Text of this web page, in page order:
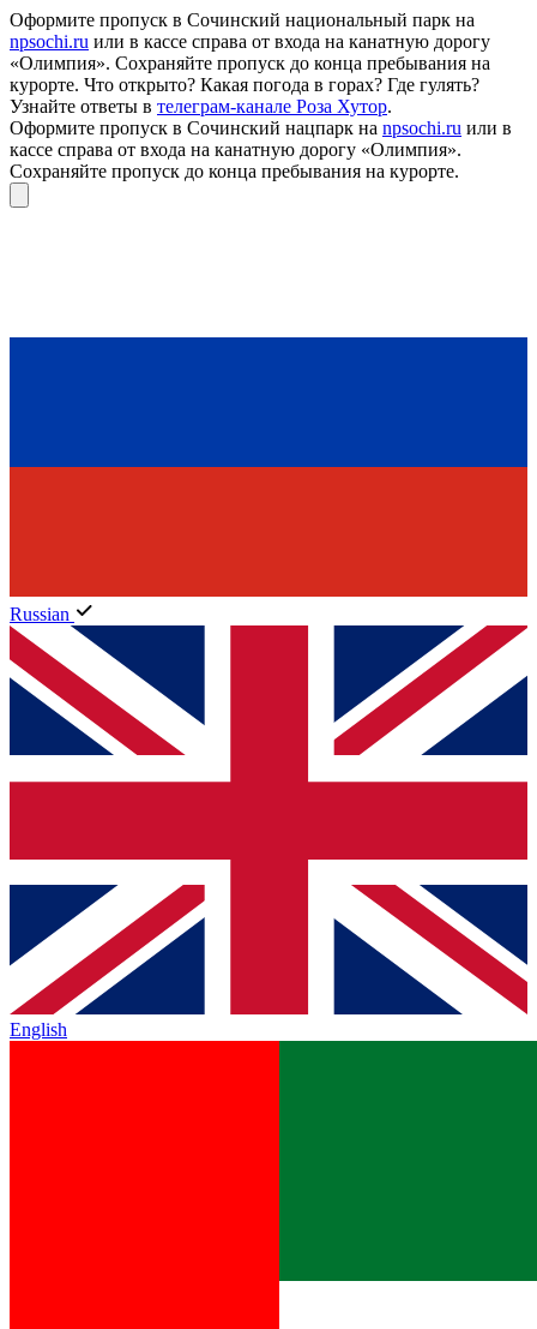
Оформите пропуск в Сочинский национальный парк на
npsochi.ru или в кассе справа от входа на канатную дорогу
«Олимпия». Сохраняйте пропуск до конца пребывания на
курорте. Что открыто? Какая погода в горах? Где гулять?
Узнайте ответы в телеграм-канале Роза Хутор.
Оформите пропуск в Сочинский нацпарк на npsochi.ru или в
кассе справа от входа на канатную дорогу «Олимпия».
Сохраняйте пропуск до конца пребывания на курорте.
Russian
English